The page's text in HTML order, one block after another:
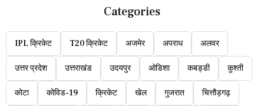
Categories
IPL क्रिकेट T20 क्रिकेट अजमेर अपराध अलवर
उत्तर प्रदेश उत्तराखंड उदयपुर ओडिशा कबड्डी कुश्ती
कोटा कोविड-19 क्रिकेट खेल गुजरात चित्तौड़गढ़